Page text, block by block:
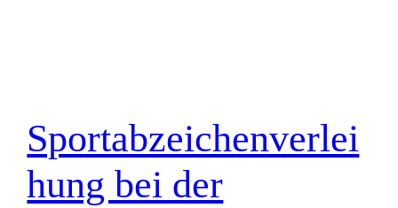
Sportabzeichenverlei
hung bei der